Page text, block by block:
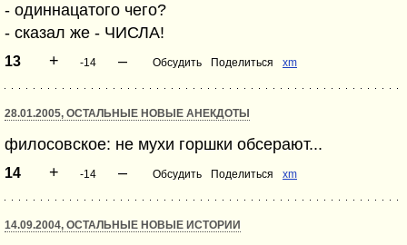
- одиннацатого чего?
- сказал же - ЧИСЛА!
13 + -14 – Обсудить Поделиться xm
28.01.2005, ОСТАЛЬНЫЕ НОВЫЕ АНЕКДОТЫ
филосовское: не мухи горшки обсерают...
14 + -14 – Обсудить Поделиться xm
14.09.2004, ОСТАЛЬНЫЕ НОВЫЕ ИСТОРИИ